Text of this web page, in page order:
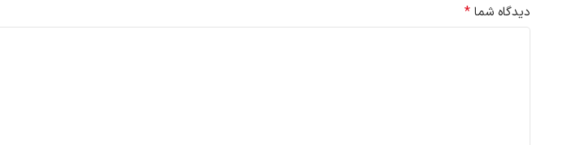
دیدگاه شما *